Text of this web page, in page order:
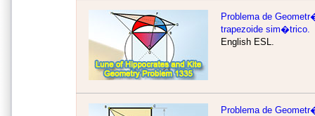
Problema de
trapezoide sim�trico.
English ESL.
Problema de